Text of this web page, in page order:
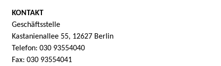
KONTAKT
Geschäftsstelle
Kastanienallee 55, 12627 Berlin
Telefon: 030 93554040
Fax: 030 93554041